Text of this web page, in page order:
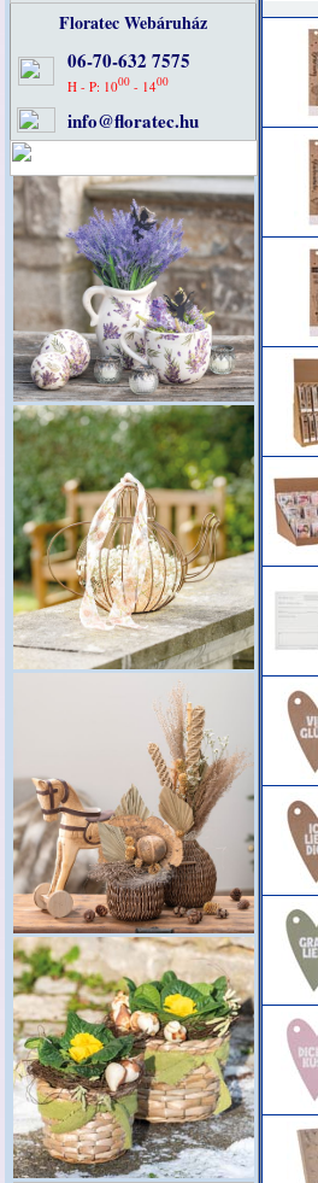
Floratec Webáruház
06-70-632 7575
H - P: 1000 - 1400
info@floratec.hu